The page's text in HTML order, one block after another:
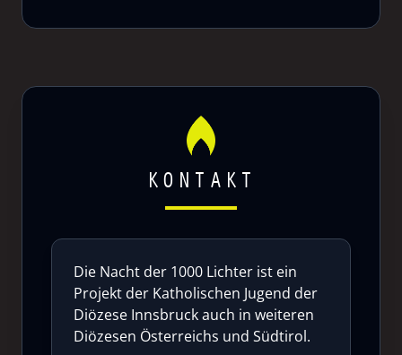
KONTAKT
Die Nacht der 1000 Lichter ist ein
Projekt der Katholischen Jugend der
Diözese Innsbruck auch in weiteren
Diözesen Österreichs und Südtirol.